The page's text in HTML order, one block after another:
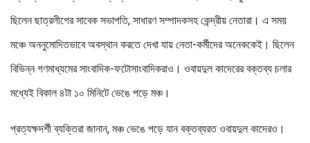
ছিলেন ছাত্রলীগের সাবেক সভাপতি, সাধারণ সম্পাদকসহ কেন্দ্রীয় নেতারা। এ সময়
মঞ্চে অননুমোদিতভাবে অবস্থান করতে দেখা যায় নেতা-কর্মীদের অনেককেই। ছিলেন
বিভিন্ন গণমাধ্যমের সাংবাদিক-ফটোসাংবাদিকরাও। ওবায়দুল কাদেরের বক্তব্য চলার
মধ্যেই বিকাল ৪টা ১০ মিনিটে ভেঙে পড়ে মঞ্চ।
প্রত্যক্ষদর্শী ব্যক্তিরা জানান, মঞ্চ ভেঙে পড়ে যান বক্তব্যরত ওবায়দুল কাদেরও।